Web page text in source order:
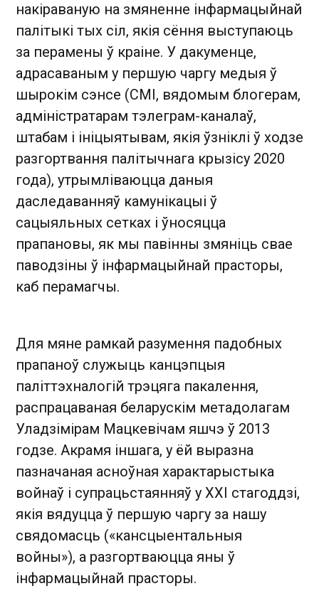
накіраваную на змяненне інфармацыйнай
палітыкі тых сіл, якія сёння выступаюць
за перамены ў краіне. У дакуменце,
адрасаваным у першую чаргу медыя ў
шырокім сэнсе (СМІ, вядомым блогерам,
адміністратарам тэлеграм-каналаў,
штабам і ініцыятывам, якія ўзніклі ў ходзе
разгортвання палітычнага крызісу 2020
года), утрымліваюцца даныя
даследаванняў камунікацыі ў
сацыяльных сетках і ўносяцца
прапановы, як мы павінны змяніць свае
паводзіны ў інфармацыйнай прасторы,
каб перамагчы.
Для мяне рамкай разумення падобных
прапаноў служыць канцэпцыя
паліттэхналогій трэцяга пакалення,
распрацаваная беларускім метадолагам
Уладзімірам Мацкевічам яшчэ ў 2013
годзе. Акрамя іншага, у ёй выразна
пазначаная асноўная характарыстыка
войнаў і супрацьстаянняў у ХХІ стагоддзі,
якія вядуцца ў першую чаргу за нашу
свядомасць («кансцыентальныя
войны»), а разгортваюцца яны ў
інфармацыйнай прасторы.